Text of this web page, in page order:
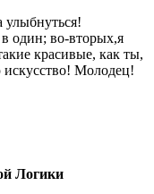
улыбнуться!
один; во-вторых,я
красивые, как ты,
искусство! Молодец!
Логики